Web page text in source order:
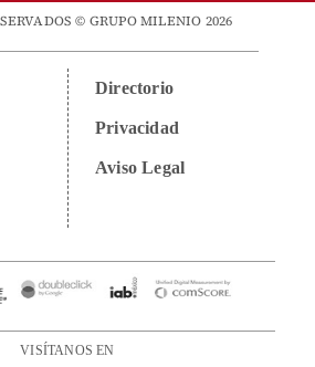
© GRUPO MILENIO 2026
Directorio
Privacidad
Aviso Legal
VISÍTANOS EN